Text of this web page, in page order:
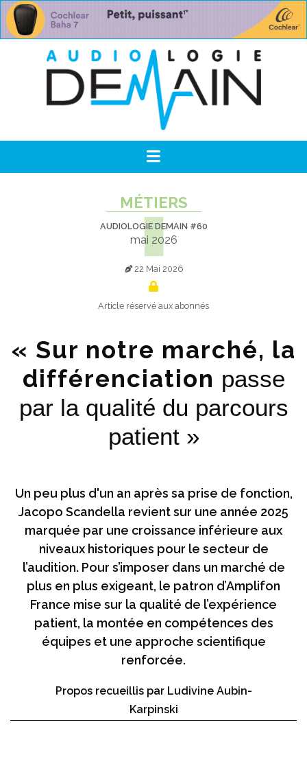
MÉTIERS
AUDIOLOGIE DEMAIN #60
mai 2026
22 Mai 2026
Article réservé aux abonnés
« Sur notre marché, la
différenciation passe
par la qualité du parcours
patient »
Un peu plus d'un an après sa prise de fonction,
Jacopo Scandella revient sur une année 2025
marquée par une croissance inférieure aux
niveaux historiques pour le secteur de
l’audition. Pour s’imposer dans un marché de
plus en plus exigeant, le patron d’Amplifon
France mise sur la qualité de l’expérience
patient, la montée en compétences des
équipes et une approche scientifique
renforcée.
Propos recueillis par Ludivine Aubin-
Karpinski